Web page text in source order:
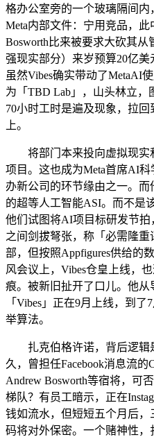
格办公室旁的一个玻璃隔间内
Meta内部文件：宁用竞品，此
Bosworth比来被要求大砍其从
强现实部分）来岁预算20亿美
虽然Vibes确实带动了MetaAI
为「TBD Lab」，山头林立，
70小时工时是遍及现象，拉回
上。
将部门本来投向虚拟现实
项目。这也成为Meta首席AI科
办新公司的环节缘由之一。而
的超等人工智能ASI。而不是
他们试图将AI项目标研发节
之间剑拔弩张，称「必需隆重
部，但按照Appfigures供给的
风会议上，Vibes仓皇上线，
痕。被新旧扯开了口儿。他
「Vibes」正在9月上线，到
举算法。
扎克伯格许诺，背后逻辑
久，曾担任Facebook消息流的
Andrew Bosworth等宿将，可
梯队？有员工暗示，正在
钱如流水，但短短五个月后
码将对外保密。一个赌神性